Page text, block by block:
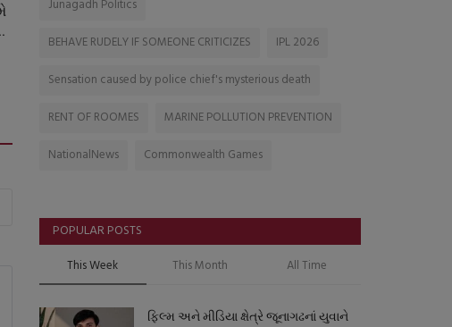
Junagadh Politics
BEHAVE RUDELY IF SOMEONE CRITICIZES
IPL 2026
Sensation caused by police chief's mysterious death
RENT OF ROOMES
MARINE POLLUTION PREVENTION
NationalNews
Commonwealth Games
POPULAR POSTS
This Week This Month All Time
ફિલ્મ અને મીડિયા ક્ષેત્રે જૂનાગઢનાં યુવાને